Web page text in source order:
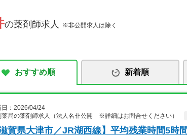
の薬剤師求人 ※非公開求人は除く
おすすめ順 新着順
日：2026/04/24
薬局の薬剤師求人（法人名非公開 ※詳細はお問合せください）
滋賀県大津市／JR湖西線】平均残業時間5